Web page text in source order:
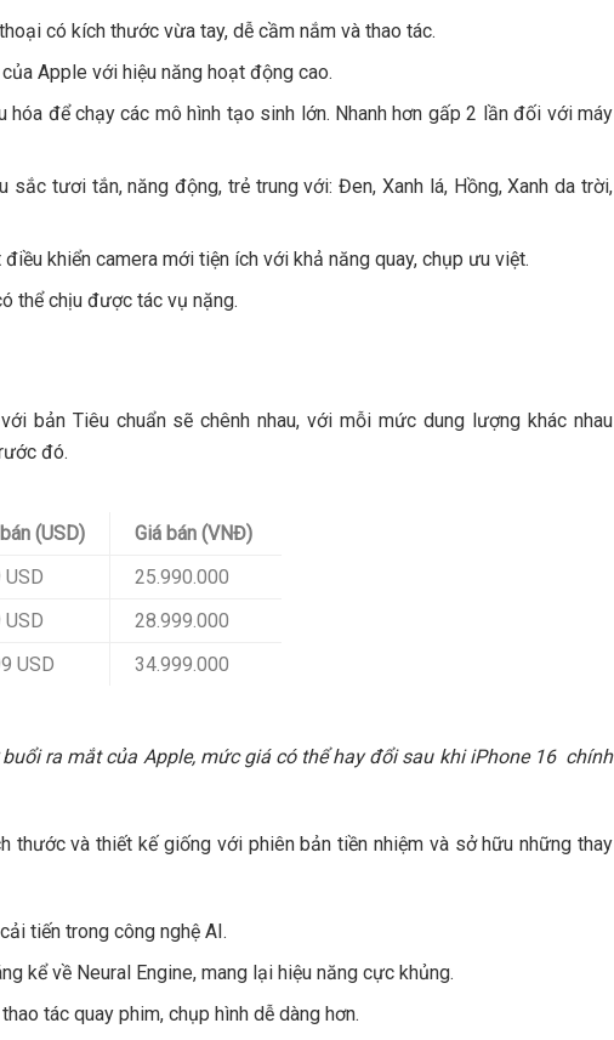
có kích thước vừa tay, dễ cầm nắm và thao tác.
Apple với hiệu năng hoạt động cao.
hóa để chạy các mô hình tạo sinh lớn. Nhanh hơn gấp 2 lần đối với máy
sắc tươi tắn, năng động, trẻ trung với: Đen, Xanh lá, Hồng, Xanh da trời,
khiển camera mới tiện ích với khả năng quay, chụp ưu việt.
thể chịu được tác vụ nặng.
bản Tiêu chuẩn sẽ chênh nhau, với mỗi mức dung lượng khác nhau
đó.
(USD)
Giá bán (VNĐ)
25.990.000
28.999.000
USD 34.999.000
ra mắt của Apple, mức giá có thể hay đổi sau khi iPhone 16 chính
thước và thiết kế giống với phiên bản tiền nhiệm và sở hữu những thay
tiến trong công nghệ AI.
kể về Neural Engine, mang lại hiệu năng cực khủng.
tác quay phim, chụp hình dễ dàng hơn.